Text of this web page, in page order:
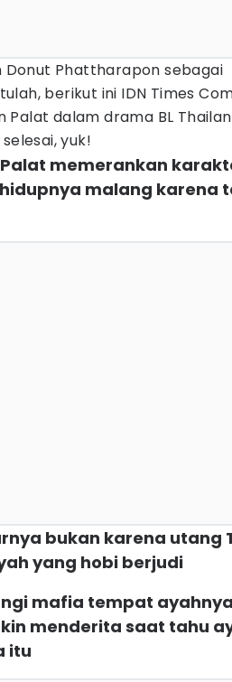
Donut Phattharapon sebagai
berikut ini IDN Times
dalam drama BL
yuk!
Palat memerankan
malang karena
bukan karena utang
yang hobi berjudi
mafia tempat ayahnya
menderita saat tahu
itu